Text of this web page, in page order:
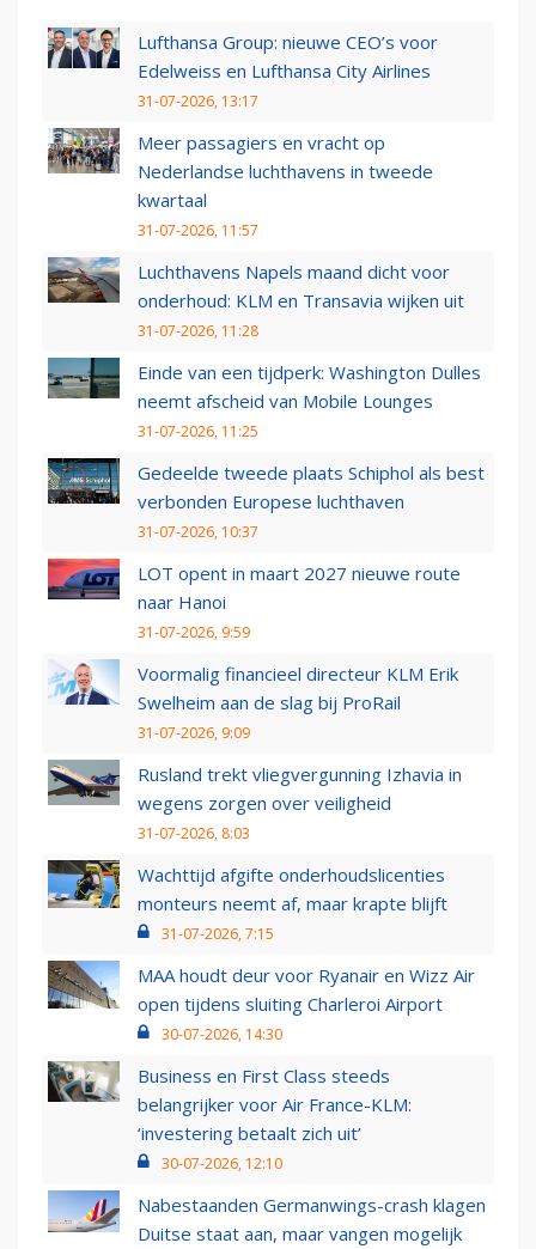
Lufthansa Group: nieuwe CEO’s voor
Edelweiss en Lufthansa City Airlines
31-07-2026, 13:17
Meer passagiers en vracht op
Nederlandse luchthavens in tweede
kwartaal
31-07-2026, 11:57
Luchthavens Napels maand dicht voor
onderhoud: KLM en Transavia wijken uit
31-07-2026, 11:28
Einde van een tijdperk: Washington Dulles
neemt afscheid van Mobile Lounges
31-07-2026, 11:25
Gedeelde tweede plaats Schiphol als best
verbonden Europese luchthaven
31-07-2026, 10:37
LOT opent in maart 2027 nieuwe route
naar Hanoi
31-07-2026, 9:59
Voormalig financieel directeur KLM Erik
Swelheim aan de slag bij ProRail
31-07-2026, 9:09
Rusland trekt vliegvergunning Izhavia in
wegens zorgen over veiligheid
31-07-2026, 8:03
Wachttijd afgifte onderhoudslicenties
monteurs neemt af, maar krapte blijft
31-07-2026, 7:15
MAA houdt deur voor Ryanair en Wizz Air
open tijdens sluiting Charleroi Airport
30-07-2026, 14:30
Business en First Class steeds
belangrijker voor Air France-KLM:
‘investering betaalt zich uit’
30-07-2026, 12:10
Nabestaanden Germanwings-crash klagen
Duitse staat aan, maar vangen mogelijk